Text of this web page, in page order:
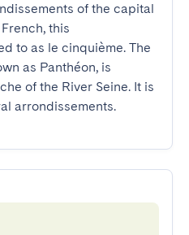
of the capital
this
to as le cinquième. The
as Panthéon, is
of the River Seine. It is
arrondissements.